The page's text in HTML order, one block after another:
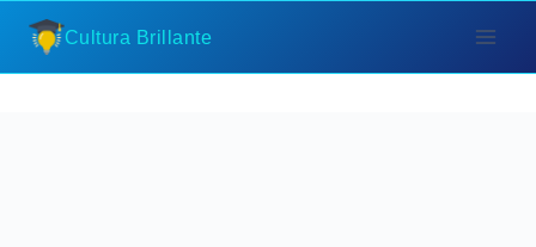
Saltar
contenido
Cultura Brillante